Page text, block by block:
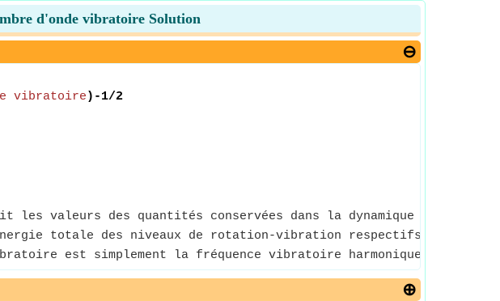
d'onde vibratoire Solution
vibratoire )-1/2
valeurs des quantités conservées dans la dynamique d'un
totale des niveaux de rotation-vibration respectifs d'une
est simplement la fréquence vibratoire harmonique ou